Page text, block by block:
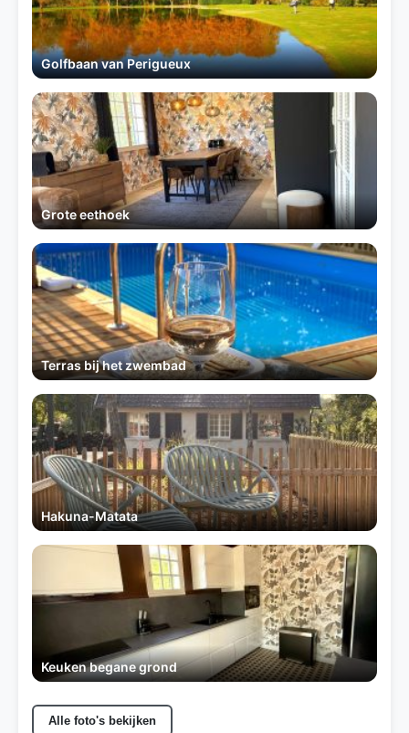
Golfbaan van Perigueux
Grote eethoek
Terras bij het zwembad
Hakuna-Matata
Keuken begane grond
Alle foto's bekijken